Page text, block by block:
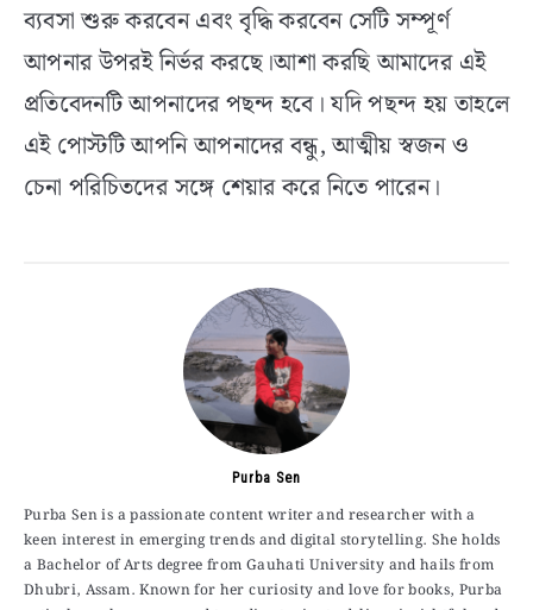
ব্যবসা শুরু করবেন এবং বৃদ্ধি করবেন সেটি সম্পূর্ণ
আপনার উপরই নির্ভর করছে।আশা করছি আমাদের এই
প্রতিবেদনটি আপনাদের পছন্দ হবে। যদি পছন্দ হয় তাহলে
এই পোস্টটি আপনি আপনাদের বন্ধু, আত্মীয় স্বজন ও
চেনা পরিচিতদের সঙ্গে শেয়ার করে নিতে পারেন।
Purba Sen
Purba Sen is a passionate content writer and researcher with a
keen interest in emerging trends and digital storytelling. She holds
a Bachelor of Arts degree from Gauhati University and hails from
Dhubri, Assam. Known for her curiosity and love for books, Purba